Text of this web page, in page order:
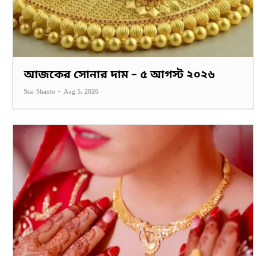
আজকের সোনার দাম – ৫ আগস্ট ২০২৬
Star Shanto - Aug 5, 2026